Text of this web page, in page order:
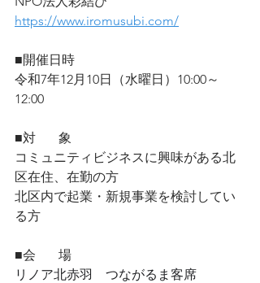
https://www.iromusubi.com/
■開催日時
令和7年12月10日（水曜日）10:00～
12:00
■対       象
コミュニティビジネスに興味がある北
区在住、在勤の方
北区内で起業・新規事業を検討してい
る方
■会　   場
リノア北赤羽　つながるま客席